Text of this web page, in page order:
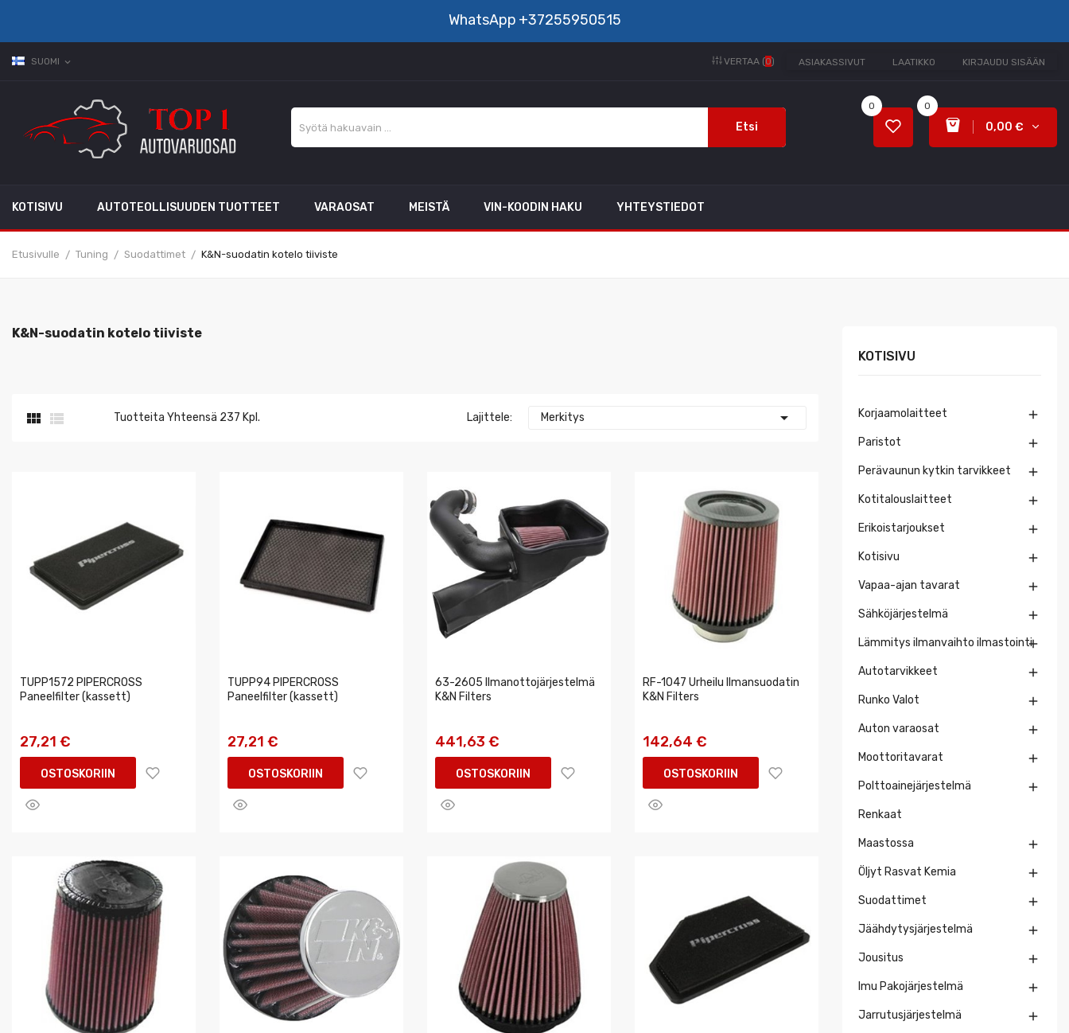
WhatsApp +37255950515
SUOMI expand_more ASIAKASSIVUT LAATIKKO KIRJAUDU SISÄÄN
VERTAA (0)
Etsi
0
0,00 €
0
KOTISIVU AUTOTEOLLISUUDEN TUOTTEET VARAOSAT MEISTÄ VIN-KOODIN HAKU YHTEYSTIEDOT
Etusivulle Tuning Suodattimet K&N-suodatin kotelo tiiviste
K&N-suodatin kotelo tiiviste
  Tuotteita Yhteensä 237 Kpl. Lajittele: Merkitys 
TUPP1572 PIPERCROSS
Paneelfilter (kassett)
27,21 €
OSTOSKORIIN
TUPP94 PIPERCROSS
Paneelfilter (kassett)
27,21 €
OSTOSKORIIN
63-2605 Ilmanottojärjestelmä
K&N Filters
441,63 €
OSTOSKORIIN
RF-1047 Urheilu Ilmansuodatin
K&N Filters
142,64 €
OSTOSKORIIN
KOTISIVU
Korjaamolaitteet 
Paristot 
Perävaunun kytkin tarvikkeet 
Kotitalouslaitteet 
Erikoistarjoukset 
Kotisivu 
Vapaa-ajan tavarat 
Sähköjärjestelmä 
Lämmitys ilmanvaihto ilmastointi
Autotarvikkeet 
Runko Valot 
Auton varaosat 
Moottoritavarat 
Polttoainejärjestelmä 
Renkaat
Maastossa 
Öljyt Rasvat Kemia 
Suodattimet 
Jäähdytysjärjestelmä 
Jousitus 
Imu Pakojärjestelmä 
Jarrutusjärjestelmä 